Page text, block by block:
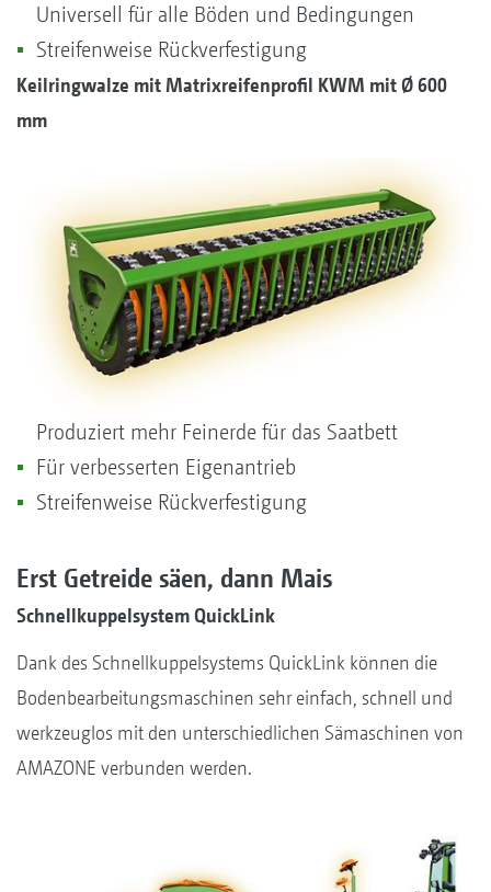
Universell für alle Böden und Bedingungen
Streifenweise Rückverfestigung
Keilringwalze mit Matrixreifenprofil KWM mitØ600
mm
Produziert mehr Feinerde für das Saatbett
Für verbesserten Eigenantrieb
Streifenweise Rückverfestigung
Erst Getreide säen, dann Mais
Schnellkuppelsystem QuickLink
Dank des Schnellkuppelsystems QuickLink können die
Bodenbearbeitungsmaschinen sehr einfach, schnell und
werkzeuglos mit den unterschiedlichen Sämaschinen von
AMAZONE verbunden werden.